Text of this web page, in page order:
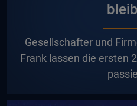
Gesellschafter und
Frank lassen die ersten